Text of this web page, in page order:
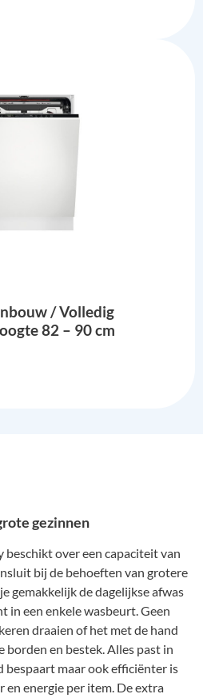
/ Volledig
82 – 90 cm
gezinnen
beschikt over een capaciteit van
bij de behoeften van grotere
gemakkelijk de dagelijkse afwas
in een enkele wasbeurt. Geen
draaien of het met de hand
borden en bestek. Alles past in
bespaart maar ook efficiënter is
energie per item. De extra